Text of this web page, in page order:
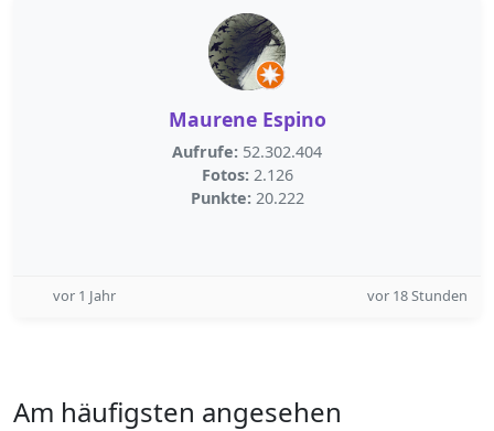
Maurene Espino
Aufrufe: 52.302.404
Fotos: 2.126
Punkte: 20.222
vor 1 Jahr vor 18 Stunden
Am häufigsten angesehen